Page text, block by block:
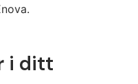
i ditt